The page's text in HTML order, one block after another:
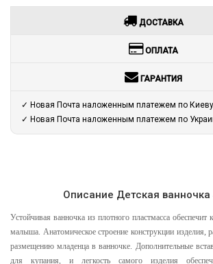
ДОСТАВКА
ОПЛАТА
ГАРАНТИЯ
✓ Новая Почта наложенным платежем по Киеву
✓ Новая Почта наложенным платежем по
Описание Детская
Устойчивая ванночка из плотного пластмасса обеспечит
малыша. Анатомическое строение конструкции изделия,
размещению младенца в ванночке. Дополнительные
для купания, и легкость самого изделия